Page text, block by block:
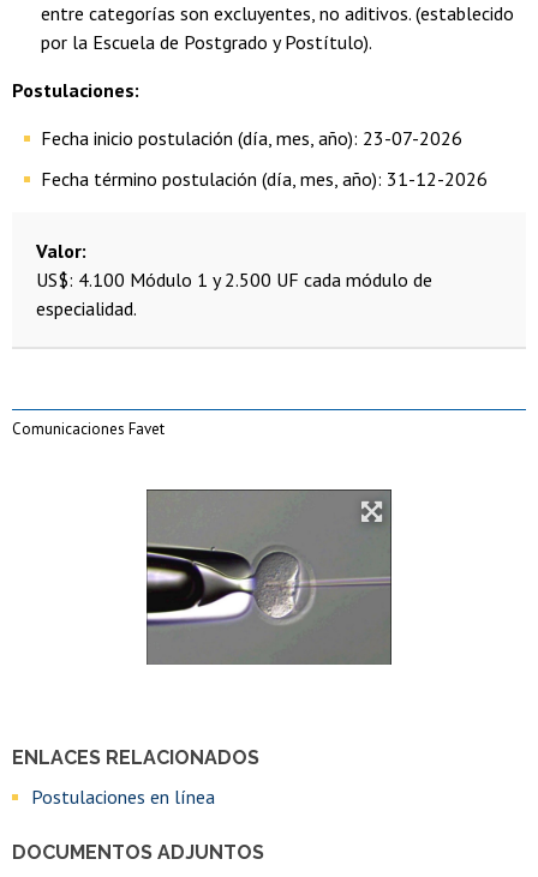
ENLACES RELACIONADOS
Postulaciones en línea
DOCUMENTOS ADJUNTOS
entre categorías son excluyentes, no aditivos. (establecido
por la Escuela de Postgrado y Postítulo).
Postulaciones:
Fecha inicio postulación (día, mes, año): 23-07-2026
Fecha término postulación (día, mes, año): 31-12-2026
Valor
US$: 4.100 Módulo 1 y 2.500 UF cada módulo de
especialidad.
Comunicaciones Favet